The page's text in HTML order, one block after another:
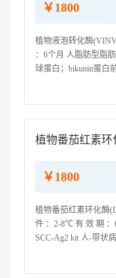
￥1800
植物液泡转化酶
：6个月 人脂肪型脂
球蛋白；bikunin蛋白
植物番茄红素环
￥1800
植物番茄红素环化酶
件 ：2-8℃ 有 效 期 ：
SCC-Ag2 kit 人-带状